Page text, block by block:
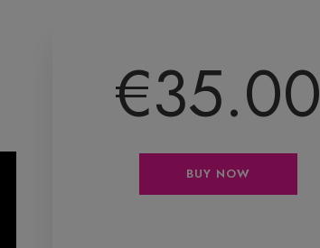
€35.00
BUY NOW